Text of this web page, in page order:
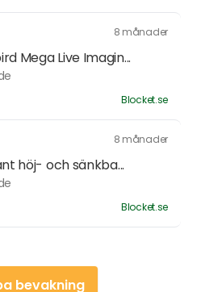
8 månader
Mega Live Imagin...
Blocket.se
8 månader
höj- och sänkba...
Blocket.se
bevakning